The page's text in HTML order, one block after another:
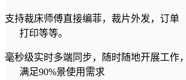
支持裁床师傅直接编菲，裁片外发，订单
打印等等。
毫秒级实时多端同步，随时随地开展工作，
满足90%景使用需求